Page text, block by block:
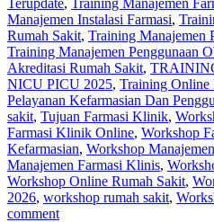
Manajemen Instalasi Farmasi,
Rumah Sakit, Training Manajemen
Training Manajemen Penggunaan
Akreditasi Rumah Sakit,
NICU PICU 2025, Training
Pelayanan Kefarmasian Dan
sakit, Tujuan Farmasi Klinik,
Farmasi Klinik Online, Workshop
Kefarmasian, Workshop
Manajemen Farmasi Klinis,
Workshop Online Rumah Sakit,
2026, workshop rumah sakit,
comment